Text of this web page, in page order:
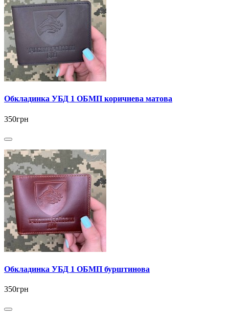
Обкладинка УБД 1 ОБМП коричнева матова
350грн
Обкладинка УБД 1 ОБМП бурштинова
350грн